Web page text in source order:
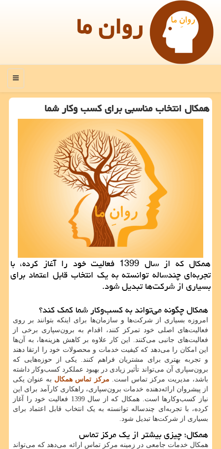
روان ما
منو
همکال انتخاب مناسبی برای کسب وکار شما
همکال که از سال 1399 فعالیت خود را آغاز کرده، با
تجربه‌ای چندساله توانسته به یک انتخاب قابل اعتماد برای
بسیاری از شرکت‌ها تبدیل شود.
همکال چگونه می‌تواند به کسب‌وکار شما کمک کند؟
امروزه بسیاری از شرکت‌ها و سازمان‌ها برای اینکه بتوانند بر روی
فعالیت‌های اصلی خود تمرکز کنند، اقدام به برون‌سپاری برخی از
فعالیت‌های جانبی می‌کنند. این کار علاوه بر کاهش هزینه‌ها، به آن‌ها
این امکان را می‌دهد که کیفیت خدمات و محصولات خود را ارتقا دهند
و تجربه بهتری برای مشتریان فراهم کنند. یکی از حوزه‌هایی که
برون‌سپاری آن می‌تواند تأثیر زیادی در بهبود عملکرد کسب‌وکار داشته
باشد، مدیریت مرکز تماس است. مرکز تماس همکال به عنوان یکی
از پیشروان ارائه‌دهنده خدمات برون‌سپاری، راهکاری کارآمد برای این
نیاز کسب‌وکارها است. همکال که از سال 1399 فعالیت خود را آغاز
کرده، با تجربه‌ای چندساله توانسته به یک انتخاب قابل اعتماد برای
بسیاری از شرکت‌ها تبدیل شود.
همکال؛ چیزی بیشتر از یک مرکز تماس
همکال خدمات جامعی در زمینه مرکز تماس ارائه می‌دهد که می‌تواند